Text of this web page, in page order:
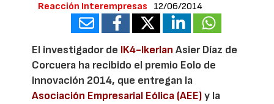
Reacción Interempresas 12/06/2014
El investigador de IK4-Ikerlan Asier Díaz de
Corcuera ha recibido el premio Eolo de
innovación 2014, que entregan la
Asociación Empresarial Eólica (AEE)y la